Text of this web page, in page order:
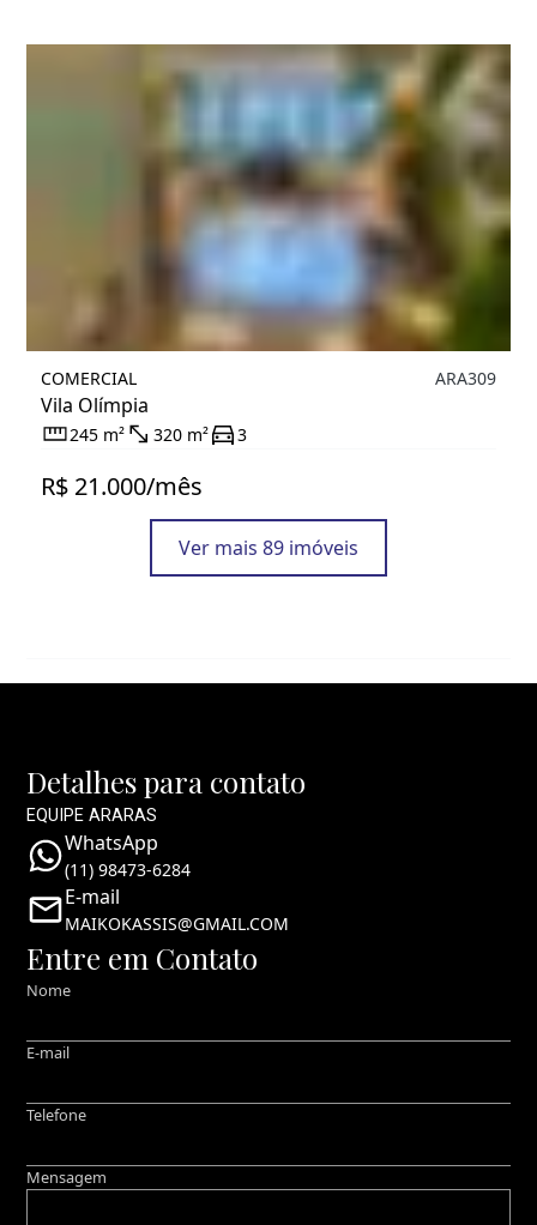
COMERCIAL
Vila Olímpia
ARA309
245 m² 320 m² 3
R$ 21.000/mês
Ver mais 89 imóveis
Detalhes para contato
EQUIPE ARARAS
WhatsApp
(11) 98473-6284
E-mail
MAIKOKASSIS@GMAIL.COM
Entre em Contato
Nome
E-mail
Telefone
Mensagem